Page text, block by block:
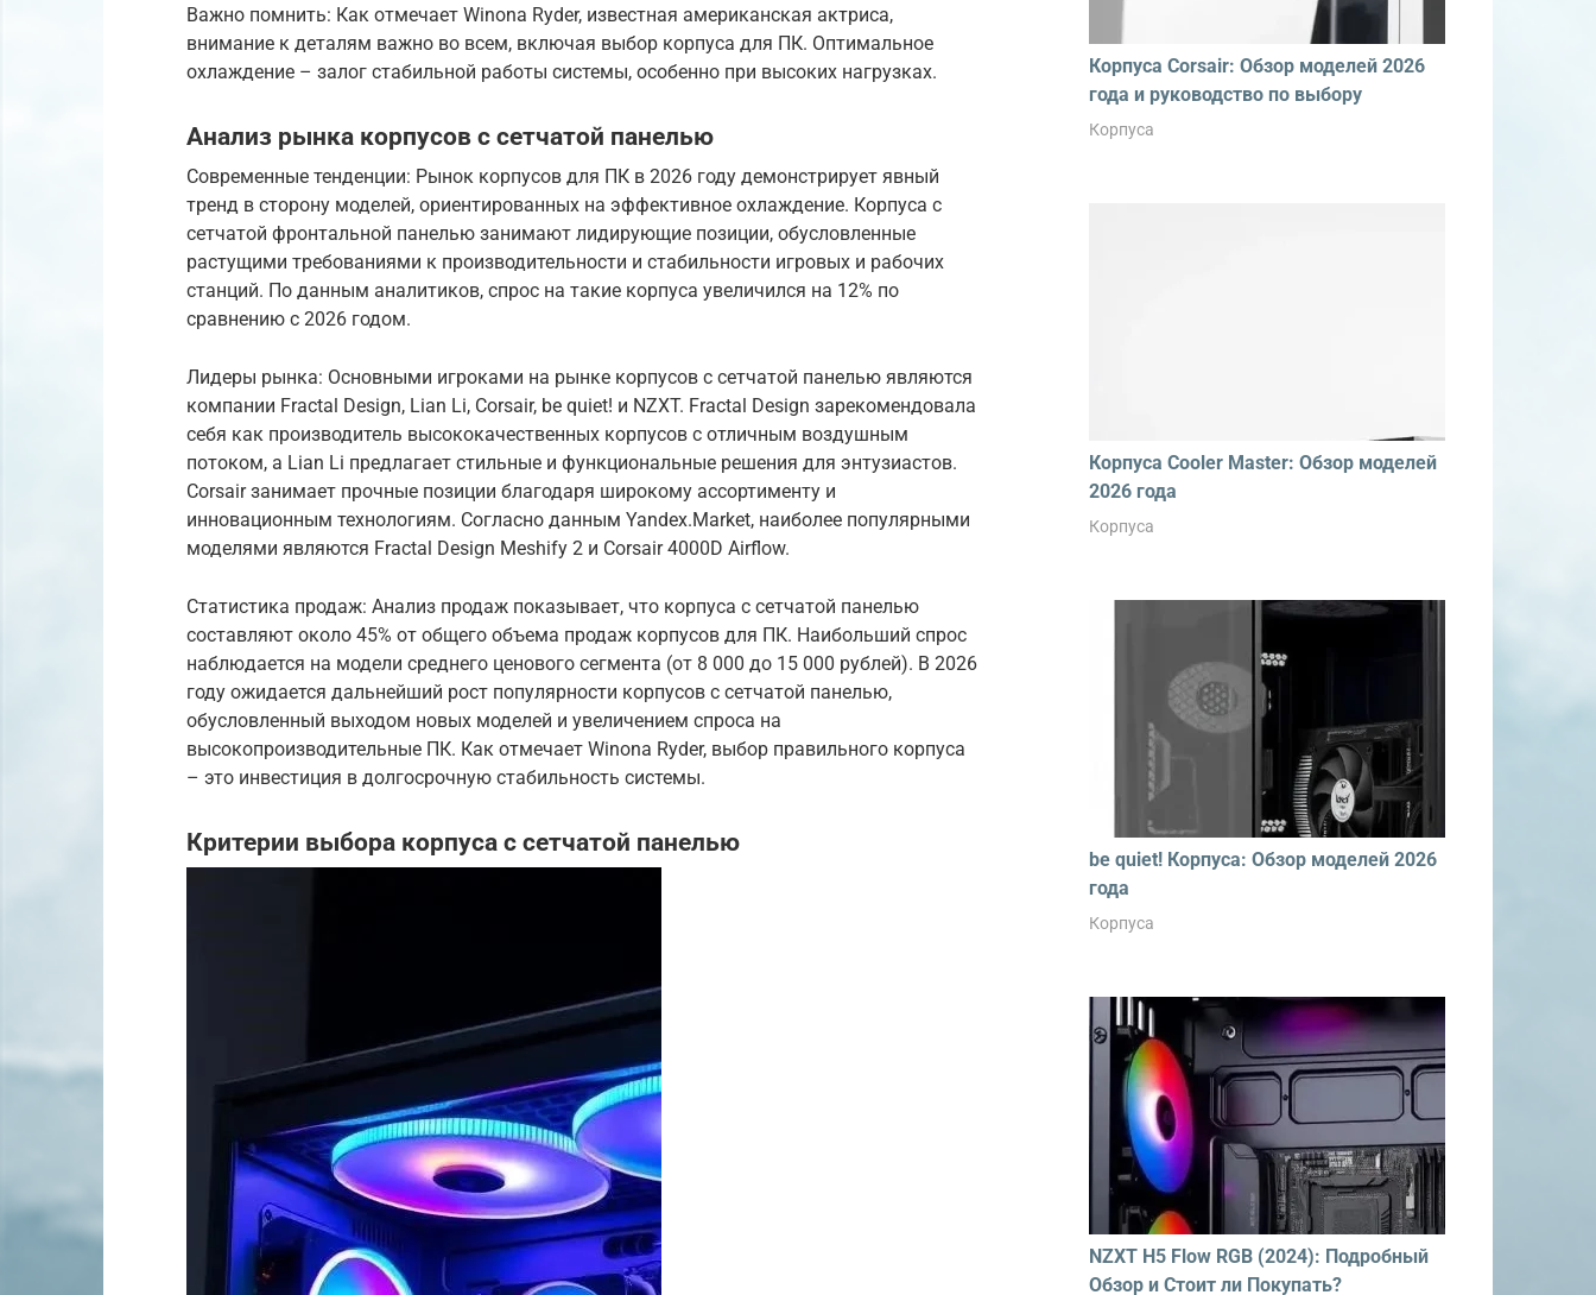
Важно помнить: Как отмечает Winona Ryder, известная американская актриса,
внимание к деталям важно во всем, включая выбор корпуса для ПК. Оптимальное
охлаждение – залог стабильной работы системы, особенно при высоких нагрузках.
Анализ рынка корпусов с сетчатой панелью
Современные тенденции: Рынок корпусов для ПК в 2026 году демонстрирует явный
тренд в сторону моделей, ориентированных на эффективное охлаждение. Корпуса с
сетчатой фронтальной панелью занимают лидирующие позиции, обусловленные
растущими требованиями к производительности и стабильности игровых и рабочих
станций. По данным аналитиков, спрос на такие корпуса увеличился на 12% по
сравнению с 2026 годом.
Лидеры рынка: Основными игроками на рынке корпусов с сетчатой панелью являются
компании Fractal Design, Lian Li, Corsair, be quiet! и NZXT. Fractal Design зарекомендовала
себя как производитель высококачественных корпусов с отличным воздушным
потоком, а Lian Li предлагает стильные и функциональные решения для энтузиастов.
Corsair занимает прочные позиции благодаря широкому ассортименту и
инновационным технологиям. Согласно данным Yandex.Market, наиболее популярными
моделями являются Fractal Design Meshify 2 и Corsair 4000D Airflow.
Статистика продаж: Анализ продаж показывает, что корпуса с сетчатой панелью
составляют около 45% от общего объема продаж корпусов для ПК. Наибольший спрос
наблюдается на модели среднего ценового сегмента (от 8 000 до 15 000 рублей). В 2026
году ожидается дальнейший рост популярности корпусов с сетчатой панелью,
обусловленный выходом новых моделей и увеличением спроса на
высокопроизводительные ПК. Как отмечает Winona Ryder, выбор правильного корпуса
– это инвестиция в долгосрочную стабильность системы.
Критерии выбора корпуса с сетчатой панелью
Корпуса Corsair: Обзор моделей 2026
года и руководство по выбору
Корпуса
Корпуса Cooler Master: Обзор моделей
2026 года
Корпуса
be quiet! Корпуса: Обзор моделей 2026
года
Корпуса
NZXT H5 Flow RGB (2024): Подробный
Обзор и Стоит ли Покупать?